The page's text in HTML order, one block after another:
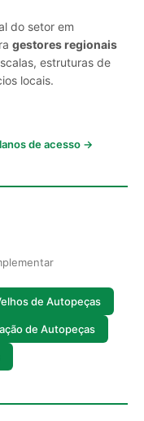
do setor em
gestores regionais
estruturas de
locais.
de acesso →
de Autopeças
de Autopeças